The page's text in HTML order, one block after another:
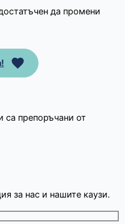
да промени
са препоръчани от
за нас и нашите каузи.